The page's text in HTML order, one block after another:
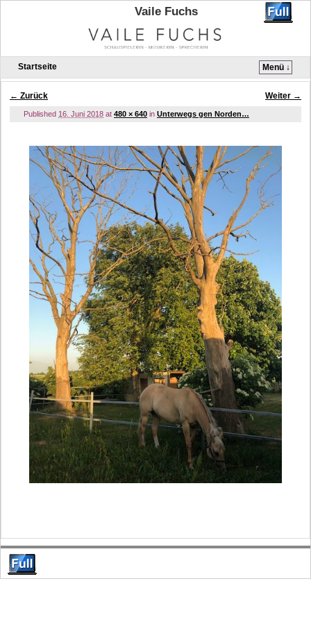
Vaile Fuchs
Startseite
Menü ↓
Zum Inhalt wechseln
Zum sekundären Inhalt wechseln
Bilder-Navigation
← Zurück Weiter →
Published 16. Juni 2018 at 480 × 640 in Unterwegs gen Norden…